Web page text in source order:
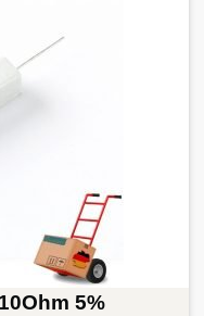
5%